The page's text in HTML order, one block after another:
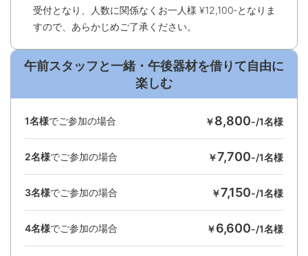
受付となり、⼈数に関係なくお⼀⼈様 ¥12,100‐となりま
すので、あらかじめご了承ください。
午前スタッフと一緒・午後器材を借りて自由に
楽しむ
1名様でご参加の場合 ￥8,800-/1名様
2名様でご参加の場合 ￥7,700-/1名様
3名様でご参加の場合 ￥7,150-/1名様
4名様でご参加の場合 ￥6,600-/1名様